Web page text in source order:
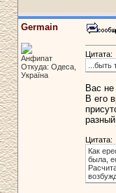
Germain
Анфипат
Откуда: Одеса,
Україна
Цитата:
Вас
В его
Цитата:
Как
была,